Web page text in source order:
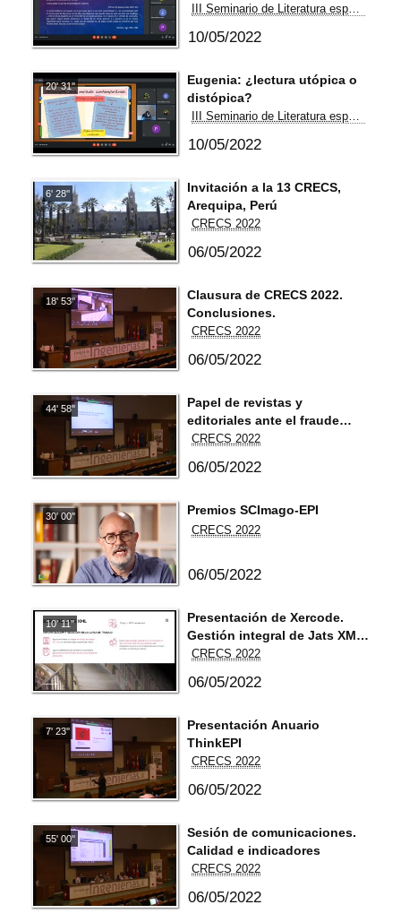
análisis de «El inmortal», de
10/05/2022
20' 31''
Eugenia: ¿lectura utópica o
distópica?
10/05/2022
6' 28''
Invitación a la 13 CRECS,
Arequipa, Perú
CRECS 2022
06/05/2022
18' 53''
Clausura de CRECS 2022.
Conclusiones.
CRECS 2022
06/05/2022
44' 58''
Papel de revistas y
editoriales ante el fraude
científico
CRECS 2022
06/05/2022
30' 00'' Premios SCImago-EPI
CRECS 2022
06/05/2022
10' 11''
Presentación de Xercode.
Gestión integral de Jats XML
y formatos de lectura dentro
Systems (OJS).
CRECS 2022
06/05/2022
7' 23''
Presentación Anuario
ThinkEPI
CRECS 2022
06/05/2022
55' 00''
Sesión de comunicaciones.
Calidad e indicadores
CRECS 2022
06/05/2022